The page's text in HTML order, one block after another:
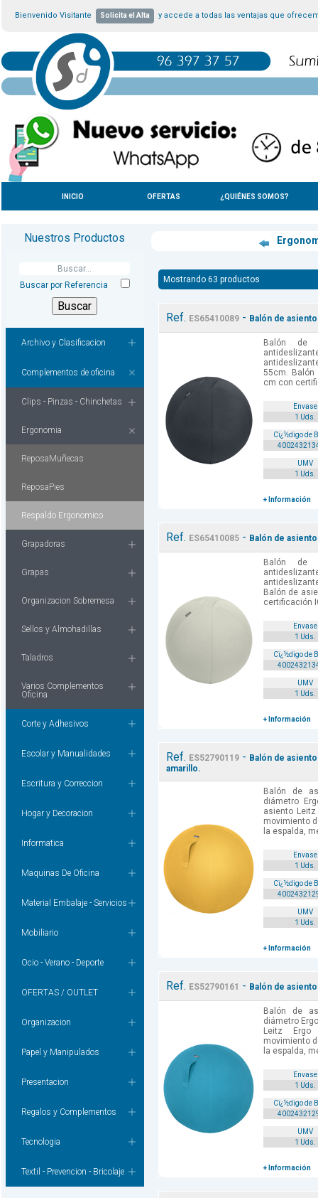
Bienvenido Visitante Solicita el Alta y accede a todas las ventajas que
INICIO OFERTAS ¿QUIÉNES SOMOS?
Nuestros Productos
Buscar por Referencia
Archivo y Clasificacion
Complementos de oficina
Clips - Pinzas - Chinchetas
Ergonomia
ReposaMuñecas
ReposaPies
Respaldo Ergonomico
Grapadoras
Grapas
Organizacion Sobremesa
Sellos y Almohadillas
Taladros
Varios Complementos
Oficina
Corte y Adhesivos
Escolar y Manualidades
Escritura y Correccion
Hogar y Decoracion
Informatica
Maquinas De Oficina
Material Embalaje - Servicios
Mobiliario
Ocio - Verano - Deporte
OFERTAS / OUTLET
Organizacion
Papel y Manipulados
Presentacion
Regalos y Complementos
Tecnologia
Textil - Prevencion - Bricolaje
Mostrando 63 productos
Ref. ES65410089- Balón de
Balón de
55cm.
cm con
Envase
1 Uds.
Cï¿½digo de
UMV
1 Uds.
+ Información
Ref. ES65410085- Balón de
Balón de
Balón de
certificación
Envase
1 Uds.
Cï¿½digo de
UMV
1 Uds.
+ Información
Ref. ES52790119- Balón de
amarillo.
Balón de
diámetro
asiento
movimiento
la espalda,
Envase
1 Uds.
Cï¿½digo de
UMV
1 Uds.
+ Información
Ref. ES52790161 - Balón de
Balón de
diámetro
Leitz
movimiento
la espalda,
Envase
1 Uds.
Cï¿½digo de
UMV
1 Uds.
+ Información